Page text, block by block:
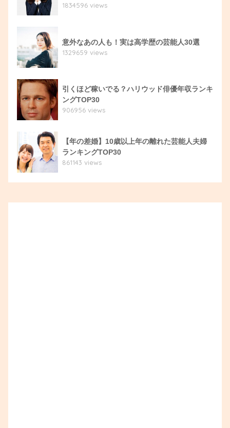
1834596 views
意外なあの人も！実は高学歴の芸能人30選
1329659 views
引くほど稼いでる？ハリウッド俳優年収ランキ
ングTOP30
906956 views
【年の差婚】10歳以上年の離れた芸能人夫婦
ランキングTOP30
861143 views